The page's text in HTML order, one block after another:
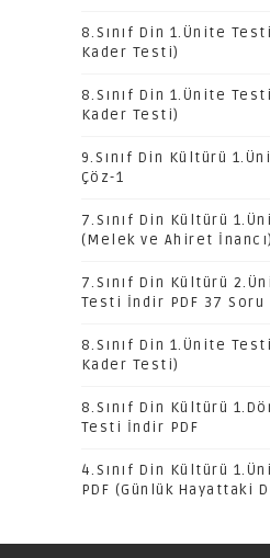
8.Sınıf Din 1.Ünite
Kader Testi)
8.Sınıf Din 1.Ünite
Kader Testi)
9.Sınıf Din Kültürü
Çöz-1
7.Sınıf Din Kültürü
(Melek ve Ahiret İnancı)
7.Sınıf Din Kültürü
Testi İndir PDF 37 Soru
8.Sınıf Din 1.Ünite
Kader Testi)
8.Sınıf Din Kültürü
Testi İndir PDF
4.Sınıf Din Kültürü
PDF (Günlük Hayattaki